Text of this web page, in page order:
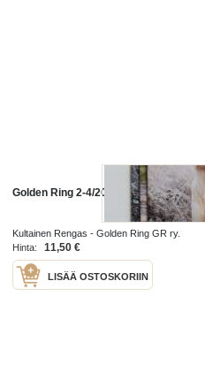
Golden Ring 2-4/2023
Kultainen Rengas - Golden Ring GR ry.
2023
Hinta: 11,50 €
LISÄÄ OSTOSKORIIN